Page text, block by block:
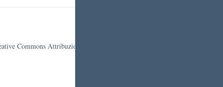
Commons Attribuzione 4.0 Italia.